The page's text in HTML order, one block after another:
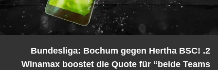
2. Bundesliga: Bochum gegen Hertha BSC!
Winamax boostet die Quote für “beide Teams